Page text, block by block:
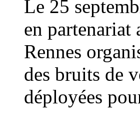
Le 25
en partenariat
Rennes
des bruits de
déployées